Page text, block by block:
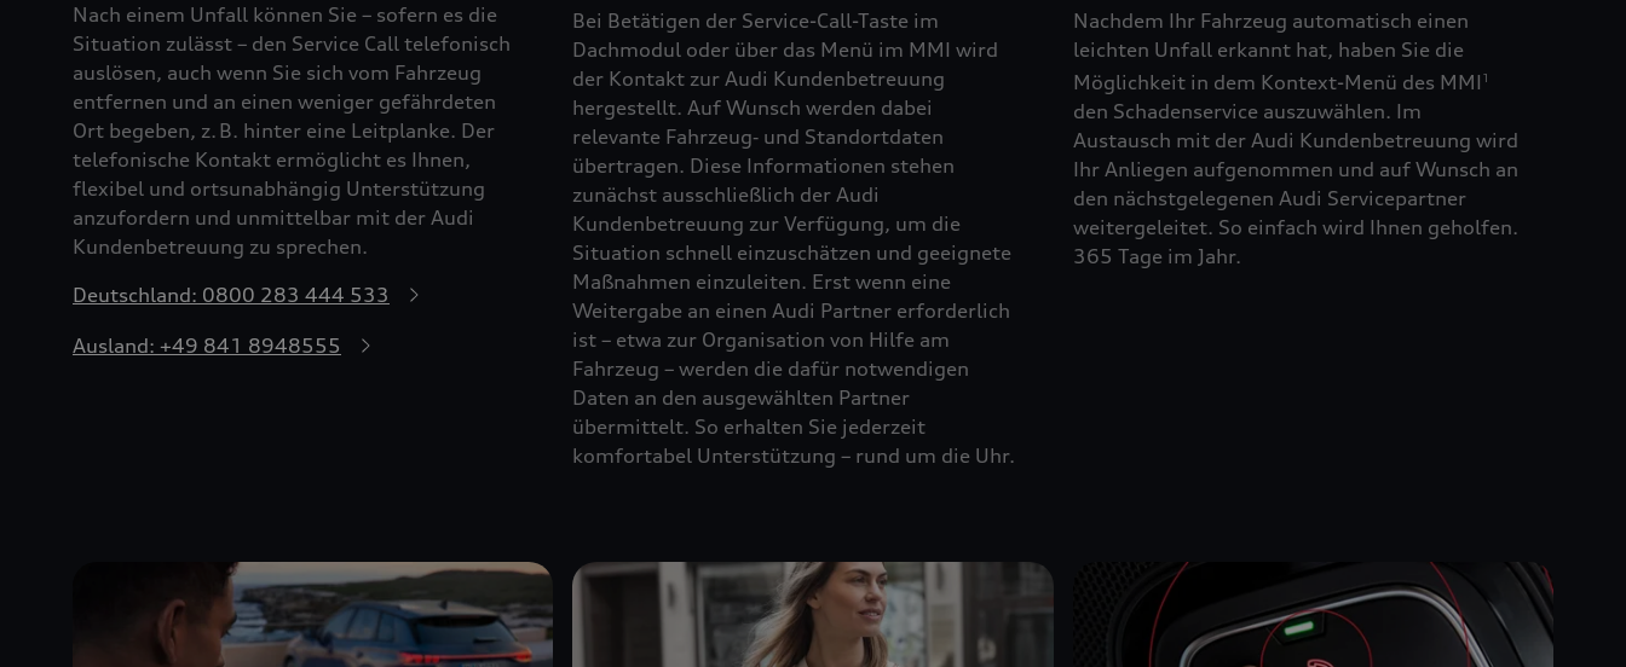
Nach einem Unfall können Sie – sofern es die
Situation zulässt – den Service Call telefonisch
auslösen, auch wenn Sie sich vom Fahrzeug
entfernen und an einen weniger gefährdeten
Ort begeben, z. B. hinter eine Leitplanke. Der
telefonische Kontakt ermöglicht es Ihnen,
flexibel und ortsunabhängig Unterstützung
anzufordern und unmittelbar mit der Audi
Kundenbetreuung zu sprechen.
Deutschland: 0800 283 444 533
Ausland: +49 841 8948555
Bei Betätigen der Service-Call-Taste im
Dachmodul oder über das Menü im MMI wird
der Kontakt zur Audi Kundenbetreuung
hergestellt. Auf Wunsch werden dabei
relevante Fahrzeug‑ und Standortdaten
übertragen. Diese Informationen stehen
zunächst ausschließlich der Audi
Kundenbetreuung zur Verfügung, um die
Situation schnell einzuschätzen und geeignete
Maßnahmen einzuleiten. Erst wenn eine
Weitergabe an einen Audi Partner erforderlich
ist – etwa zur Organisation von Hilfe am
Fahrzeug – werden die dafür notwendigen
Daten an den ausgewählten Partner
übermittelt. So erhalten Sie jederzeit
komfortabel Unterstützung – rund um die Uhr.
Nachdem Ihr Fahrzeug automatisch einen
leichten Unfall erkannt hat, haben Sie die
Möglichkeit in dem Kontext-Menü des MMI 1
den Schadenservice auszuwählen. Im
Austausch mit der Audi Kundenbetreuung wird
Ihr Anliegen aufgenommen und auf Wunsch an
den nächstgelegenen Audi Servicepartner
weitergeleitet. So einfach wird Ihnen geholfen.
365 Tage im Jahr.